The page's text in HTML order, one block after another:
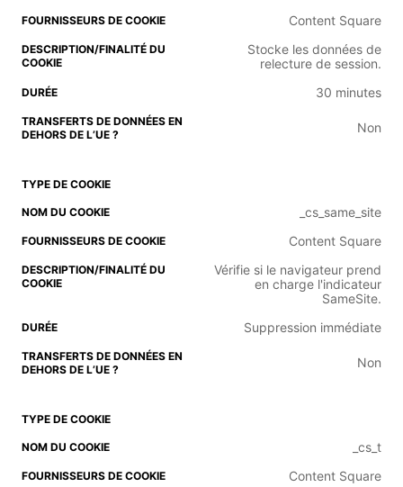
Content Square
Stocke les données de
relecture de session.
30 minutes
Non
_cs_same_site
Content Square
Vérifie si le navigateur prend
en charge l'indicateur
SameSite.
Suppression immédiate
Non
_cs_t
Content Square